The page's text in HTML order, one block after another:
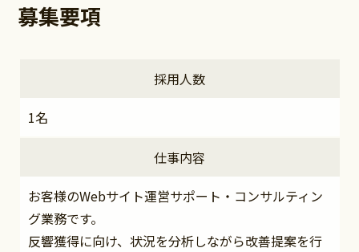
募集要項
採用人数
1名
仕事内容
お客様のWebサイト運営サポート・コンサルティン
グ業務です。
反響獲得に向け、状況を分析しながら改善提案を行